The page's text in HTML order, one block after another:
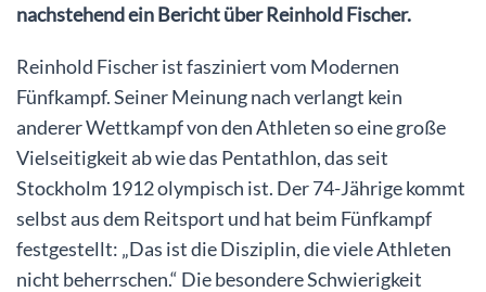
nachstehend ein Bericht über Reinhold Fischer.
Reinhold Fischer ist fasziniert vom Modernen
Fünfkampf. Seiner Meinung nach verlangt kein
anderer Wettkampf von den Athleten so eine große
Vielseitigkeit ab wie das Pentathlon, das seit
Stockholm 1912 olympisch ist. Der 74-Jährige kommt
selbst aus dem Reitsport und hat beim Fünfkampf
festgestellt: „Das ist die Disziplin, die viele Athleten
nicht beherrschen.“ Die besondere Schwierigkeit